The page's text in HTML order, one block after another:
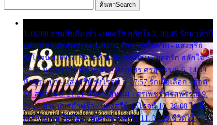
ค้นหาSearch
1. 00:00 สามสิบยังแจ๋ว - ยอดรัก สลักใจ 2. 02:49 รักมาห้าปี
- ศรเพชร ศรสุพรรณ 3. 05:57 รักสาวเสื้อลาย - แสงสุรีย์
รุ่งโรจน์ 4. 09:51 รักสะท้านดินสะเทือน - ยอดรัก สลักใจ 5.
12:23 มอเตอร์ไซค์ทำหล่น - ศรเพชร ศรสุพรรณ 6. 14:49
หิ้วกระเป๋า - แสงสุรีย์ รุ่งโรจน์ 7. 17:57 รักเผื่อเลือก - ยอด
รัก สลักใจ 8. 21:21 น้ำตาไอ้หนุ่ม - ศรเพชร ศรสุพรรณ 9.
24:27 สามเณรกำพร้า - แสงสุรีย์ รุ่งโรจน์ 10. 28:08 ไม่มี
เวลาไปหาเมียน้อย - ยอดรัก สลักใจ 11. 31:29 ชีวิตไอ้